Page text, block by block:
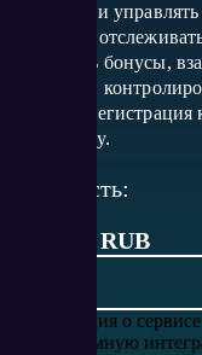
запустить и
позволяет
списывать бонусы,
Telegram и
кабинет.
или ссылку.
Стоимость:
от 3 300 RUB
Информация о
или рекламную